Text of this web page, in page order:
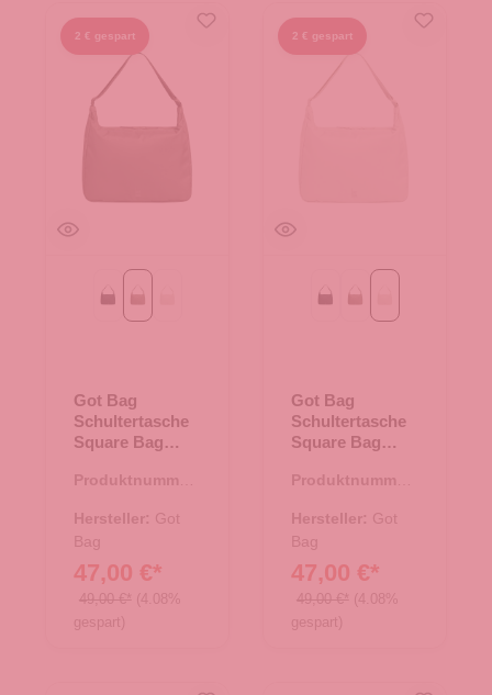
2 € gespart
black monochrome
monochrome oyster
Got Bag
Schultertasche
Square Bag
oyster
Produktnummer:
Hersteller: Got
Bag
47,00 €*
49,00 €* (4.08%
gespart)
2 € gespart
black monochrome
monochrome oyster
Got Bag
Schultertasche
Square Bag
soft shell
Produktnummer:
Hersteller: Got
Bag
47,00 €*
49,00 €* (4.08%
gespart)